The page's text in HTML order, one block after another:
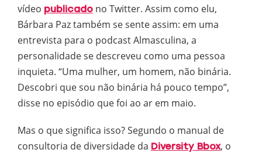
vídeo publicado no Twitter. Assim como elu,
Bárbara Paz também se sente assim: em uma
entrevista para o podcast Almasculina, a
personalidade se descreveu como uma pessoa
inquieta. “Uma mulher, um homem, não binária.
Descobri que sou não binária há pouco tempo”,
disse no episódio que foi ao ar em maio.
Mas o que significa isso? Segundo o manual de
consultoria de diversidade da Diversity Bbox, o